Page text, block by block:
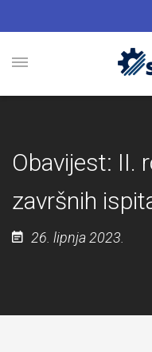
Obavijest: II.
završnih
26. lipnja 2023.